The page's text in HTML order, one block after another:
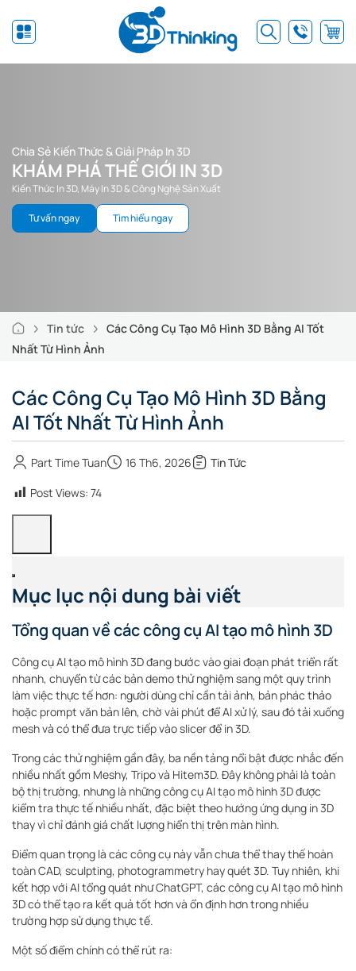
Chia Sẻ Kiến Thức & Giải Pháp In 3D
KHÁM PHÁ THẾ GIỚI IN 3D
Kiến Thức In 3D, Máy In 3D & Công Nghệ Sản Xuất
Tư vấn ngay Tìm hiểu ngay
Tin tức
Các Công Cụ Tạo Mô Hình 3D Bằng AI Tốt
Nhất Từ Hình Ảnh
Các Công Cụ Tạo Mô Hình 3D Bằng
AI Tốt Nhất Từ Hình Ảnh
Part Time Tuan 16 Th6, 2026 Tin Tức
Post Views: 74
Mục lục nội dung bài viết
Tổng quan về các công cụ AI tạo mô hình 3D
Công cụ AI tạo mô hình 3D đang bước vào giai đoạn phát triển rất
nhanh, chuyển từ các bản demo thử nghiệm sang một quy trình
làm việc thực tế hơn: người dùng chỉ cần tải ảnh, bản phác thảo
hoặc prompt văn bản lên, chờ vài phút để AI xử lý, sau đó tải xuống
mesh và có thể đưa trực tiếp vào slicer để in 3D.
Trong các thử nghiệm gần đây, ba nền tảng nổi bật được nhắc đến
nhiều nhất gồm Meshy, Tripo và Hitem3D. Đây không phải là toàn
bộ thị trường, nhưng là những công cụ AI tạo mô hình 3D được
kiểm tra thực tế nhiều nhất, đặc biệt theo hướng ứng dụng in 3D
thay vì chỉ đánh giá chất lượng hiển thị trên màn hình.
Điểm quan trọng là các công cụ này vẫn chưa thể thay thế hoàn
toàn CAD, sculpting, photogrammetry hay quét 3D. Tuy nhiên, khi
kết hợp với AI tổng quát như ChatGPT, các công cụ AI tạo mô hình
3D có thể tạo ra kết quả tốt hơn và ổn định hơn trong nhiều
trường hợp sử dụng thực tế.
Một số điểm chính có thể rút ra: